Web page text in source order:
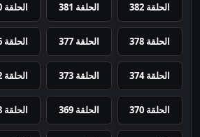
الحلقة 382 الحلقة 381 الحلقة 380
الحلقة 378 الحلقة 377 الحلقة 376
الحلقة 374 الحلقة 373 الحلقة 372
الحلقة 370 الحلقة 369 الحلقة 368